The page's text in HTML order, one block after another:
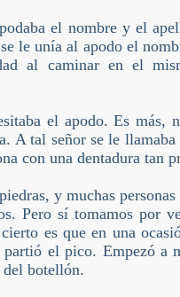
el nombre y el
le unía al apodo el
al caminar en el
el apodo. Es más,
A tal señor se le llamaba
con una dentadura tan
y muchas
Pero sí tomamos por
es que en una
el pico. Empezó a
botellón.